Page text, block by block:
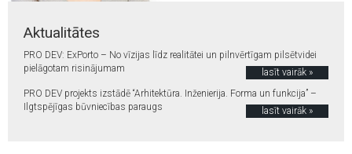
Aktualitātes
PRO DEV: ExPorto – No vīzijas līdz realitātei un pilnvērtīgam pilsētvidei
pielāgotam risinājumam
lasīt vairāk »
PRO DEV projekts izstādē “Arhitektūra. Inženierija. Forma un funkcija” –
Ilgtspējīgas būvniecības paraugs
lasīt vairāk »